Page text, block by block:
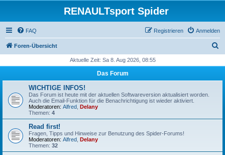
RENAULTsport Spider
FAQ Anmelden
Registrieren
Foren-Übersicht
h
Aktuelle Zeit: Sa 8. Aug 2026, 08:55
Das Forum
WICHTIGE INFOS!
Das Forum ist heute mit der aktuellen Softwareversion aktualisiert worden.
Auch die Email-Funktion für die Benachrichtigung ist wieder aktiviert.
Moderatoren: Alfred Delany
Themen: 4
Read first!
Fragen, Tipps und Hinweise zur Benutzung des Spider-Forums!
Moderatoren: Alfred Delany
Themen: 32